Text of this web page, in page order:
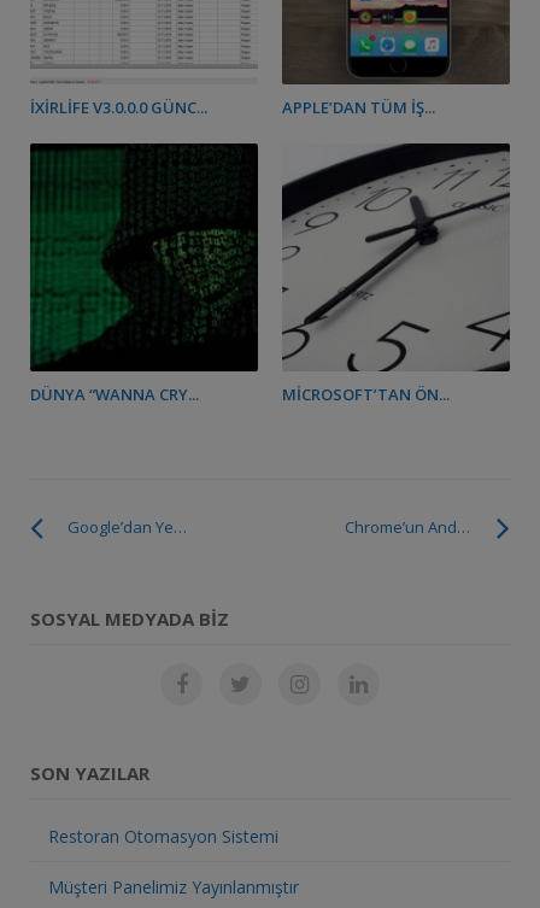
IXIRLIFE V3.0.0.0 GÜNC... APPLE’DAN TÜM İŞ...
DÜNYA “WANNA CRY... MICROSOFT’TAN ÖN...
Chrome’un Android Uygulaması Offline Çalışabilecek
Google’dan Yeni Güvenlik Uygulaması
SOSYAL MEDYADA BIZ
SON YAZILAR
Restoran Otomasyon Sistemi
Müşteri Panelimiz Yayınlanmıştır